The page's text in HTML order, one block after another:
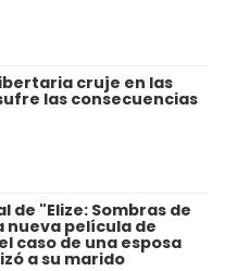
cruje en las
las consecuencias
de "Elize: Sombras de
nueva película de
caso de una esposa
a su marido